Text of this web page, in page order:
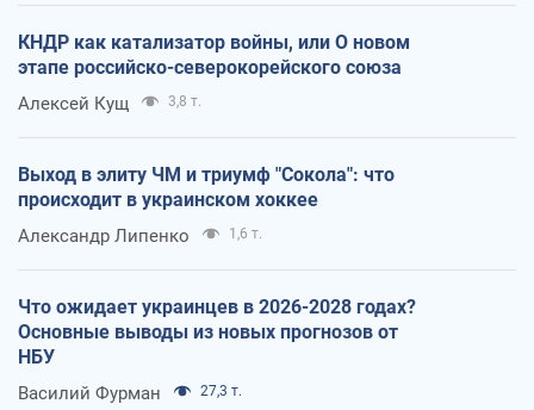
КНДР как катализатор войны, или О новом
этапе российско-северокорейского союза
Алексей Кущ 3,8 т.
Выход в элиту ЧМ и триумф "Сокола": что
происходит в украинском хоккее
Александр Липенко 1,6 т.
Что ожидает украинцев в 2026-2028 годах?
Основные выводы из новых прогнозов от
НБУ
Василий Фурман 27,3 т.